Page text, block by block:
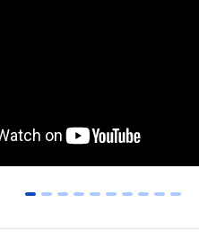
0 1 2 3 4 5 6 7 8 9